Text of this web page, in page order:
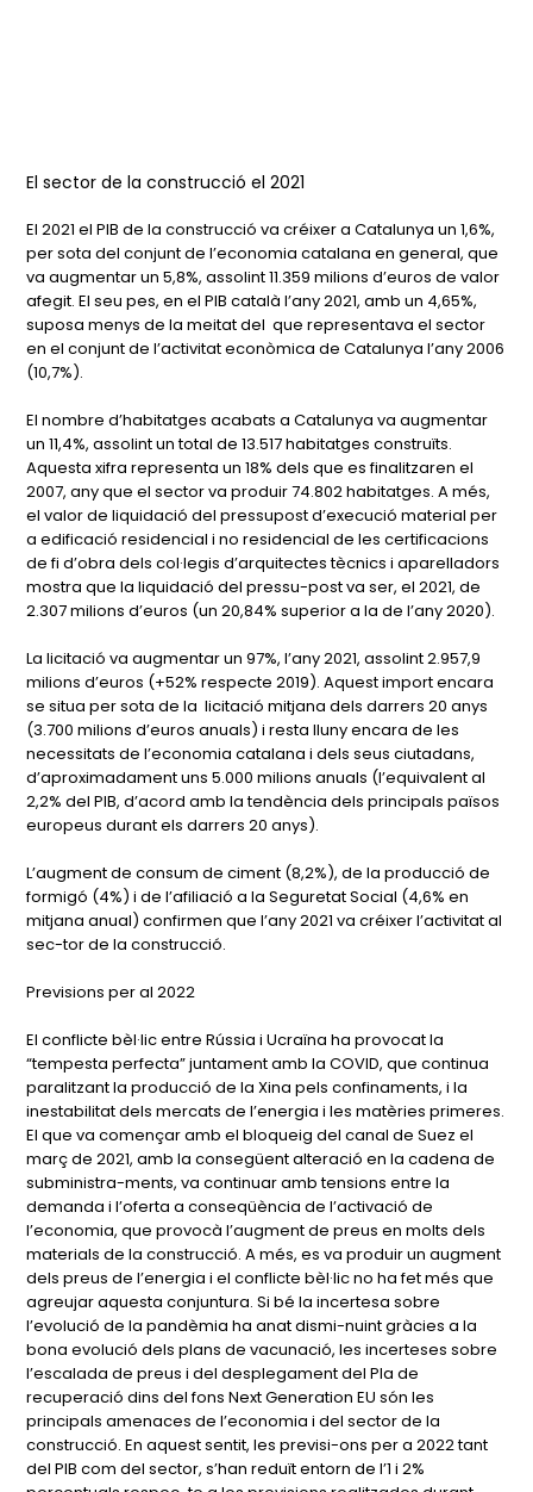
El sector de la construcció el 2021
El 2021 el PIB de la construcció va créixer a Catalunya un 1,6%,
per sota del conjunt de l’economia catalana en general, que
va augmentar un 5,8%, assolint 11.359 milions d’euros de valor
afegit. El seu pes, en el PIB català l’any 2021, amb un 4,65%,
suposa menys de la meitat del que representava el sector
en el conjunt de l’activitat econòmica de Catalunya l’any 2006
(10,7%).
El nombre d’habitatges acabats a Catalunya va augmentar
un 11,4%, assolint un total de 13.517 habitatges construïts.
Aquesta xifra representa un 18% dels que es finalitzaren el
2007, any que el sector va produir 74.802 habitatges. A més,
el valor de liquidació del pressupost d’execució material per
a edificació residencial i no residencial de les certificacions
de fi d’obra dels col·legis d’arquitectes tècnics i aparelladors
mostra que la liquidació del pressu-post va ser, el 2021, de
2.307 milions d’euros (un 20,84% superior a la de l’any 2020).
La licitació va augmentar un 97%, l’any 2021, assolint 2.957,9
milions d’euros (+52% respecte 2019). Aquest import encara
se situa per sota de la licitació mitjana dels darrers 20 anys
(3.700 milions d’euros anuals) i resta lluny encara de les
necessitats de l’economia catalana i dels seus ciutadans,
d’aproximadament uns 5.000 milions anuals (l’equivalent al
2,2% del PIB, d’acord amb la tendència dels principals països
europeus durant els darrers 20 anys).
L’augment de consum de ciment (8,2%), de la producció de
formigó (4%) i de l’afiliació a la Seguretat Social (4,6% en
mitjana anual) confirmen que l’any 2021 va créixer l’activitat al
sec-tor de la construcció.
Previsions per al 2022
El conflicte bèl·lic entre Rússia i Ucraïna ha provocat la
“tempesta perfecta” juntament amb la COVID, que continua
paralitzant la producció de la Xina pels confinaments, i la
inestabilitat dels mercats de l’energia i les matèries primeres.
El que va començar amb el bloqueig del canal de Suez el
març de 2021, amb la consegüent alteració en la cadena de
subministra-ments, va continuar amb tensions entre la
demanda i l’oferta a conseqüència de l’activació de
l’economia, que provocà l’augment de preus en molts dels
materials de la construcció. A més, es va produir un augment
dels preus de l’energia i el conflicte bèl·lic no ha fet més que
agreujar aquesta conjuntura. Si bé la incertesa sobre
l’evolució de la pandèmia ha anat dismi-nuint gràcies a la
bona evolució dels plans de vacunació, les incerteses sobre
l’escalada de preus i del desplegament del Pla de
recuperació dins del fons Next Generation EU són les
principals amenaces de l’economia i del sector de la
construcció. En aquest sentit, les previsi-ons per a 2022 tant
del PIB com del sector, s’han reduït entorn de l’1 i 2%